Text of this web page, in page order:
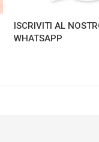
ISCRIVITI AL
WHATSAPP